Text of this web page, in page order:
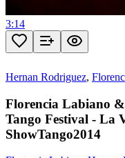
3:14
Hernan Rodriguez,
Florencia Labiano
Tango Festival - La
ShowTango2014